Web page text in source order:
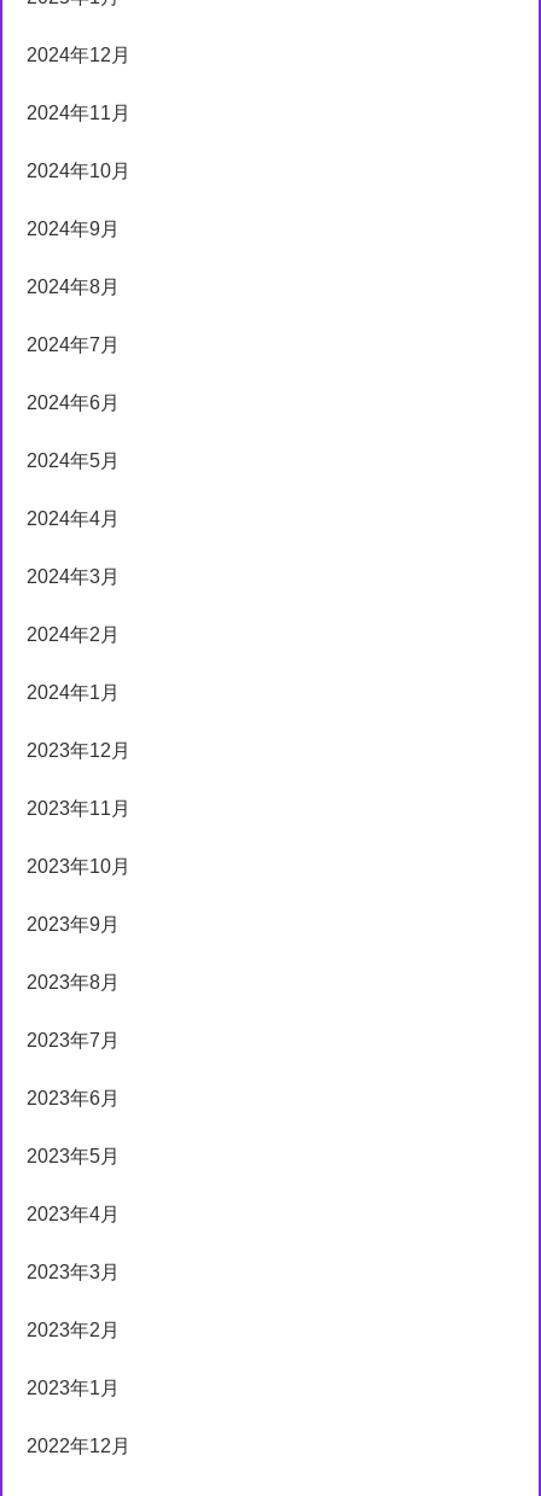
2024年12月
2024年11月
2024年10月
2024年9月
2024年8月
2024年7月
2024年6月
2024年5月
2024年4月
2024年3月
2024年2月
2024年1月
2023年12月
2023年11月
2023年10月
2023年9月
2023年8月
2023年7月
2023年6月
2023年5月
2023年4月
2023年3月
2023年2月
2023年1月
2022年12月